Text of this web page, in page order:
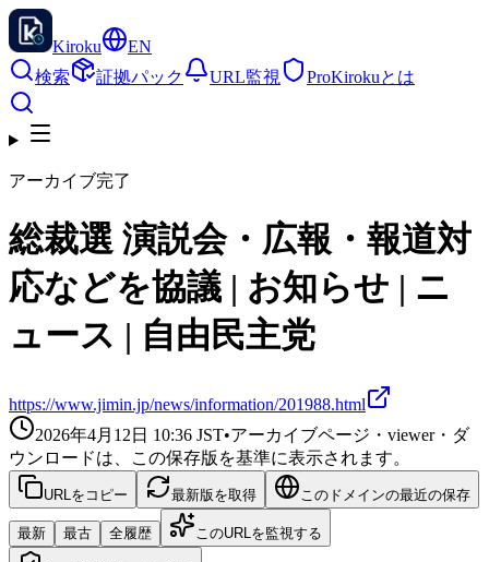
Kiroku
EN
検索
証拠パック URL監視 ProKirokuとは
アーカイブ完了
総裁選 演説会・広報・報道対
応などを協議 | お知らせ | ニ
ュース | 自由民主党
https://www.jimin.jp/news/information/201988.html
2026年4月12日 10:36 JST•アーカイブページ・viewer・ダ
ウンロードは、この保存版を基準に表示されます。
URLをコピー 最新版を取得 このドメインの最近の保存
最新 最古 全履歴 このURLを監視する